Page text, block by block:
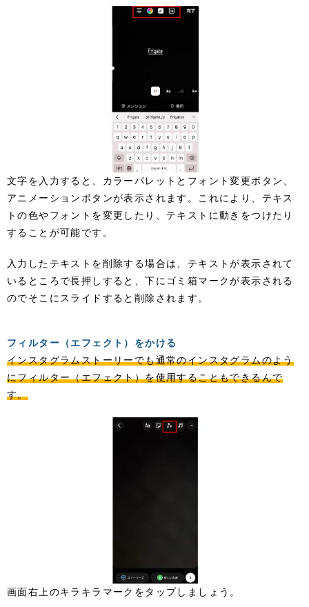
文字を入力すると、カラーパレットとフォント変更ボタン、
アニメーションボタンが表示されます。これにより、テキス
トの色やフォントを変更したり、テキストに動きをつけたり
することが可能です。
入力したテキストを削除する場合は、テキストが表示されて
いるところで長押しすると、下にゴミ箱マークが表示される
のでそこにスライドすると削除されます。
フィルター（エフェクト）をかける
インスタグラムストーリーでも通常のインスタグラムのよう
にフィルター（エフェクト）を使用することもできるんで
す。
画面右上のキラキラマークをタップしましょう。